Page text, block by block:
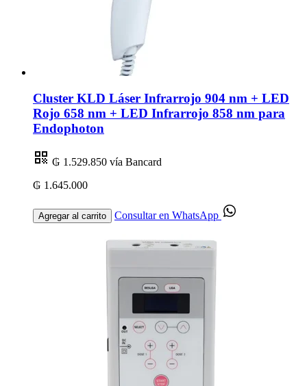
Cluster KLD Láser Infrarrojo 904 nm + LED
Rojo 658 nm + LED Infrarrojo 858 nm para
Endophoton
₲ 1.529.850 vía Bancard
₲ 1.645.000
Agregar al carrito Consultar en WhatsApp